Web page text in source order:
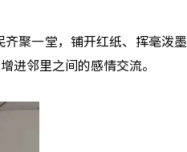
聚一堂，铺开红纸、挥毫泼墨
进邻里之间的感情交流。